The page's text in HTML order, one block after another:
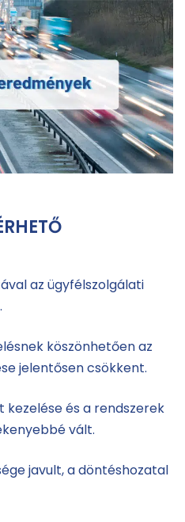
az ügyfélszolgálati
köszönhetően az
jelentősen csökkent.
kezelése és a rendszerek
vált.
javult, a döntéshozatal